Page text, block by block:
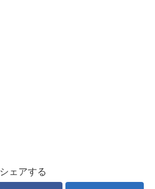
シェアする